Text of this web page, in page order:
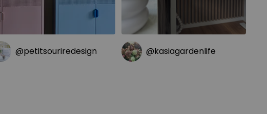
@petitsouriredesign @kasiagardenlife